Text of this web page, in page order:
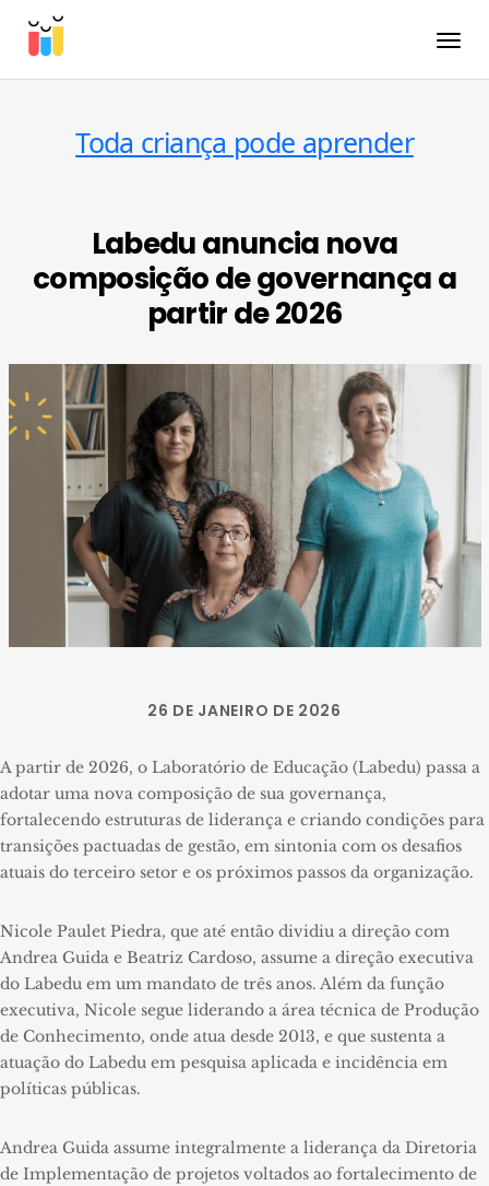
Toda criança pode aprender
Labedu anuncia nova
composição de governança a
partir de 2026
26 DE JANEIRO DE 2026
A partir de 2026, o Laboratório de Educação (Labedu) passa a
adotar uma nova composição de sua governança,
fortalecendo estruturas de liderança e criando condições para
transições pactuadas de gestão, em sintonia com os desafios
atuais do terceiro setor e os próximos passos da organização.
Nicole Paulet Piedra, que até então dividiu a direção com
Andrea Guida e Beatriz Cardoso, assume a direção executiva
do Labedu em um mandato de três anos. Além da função
executiva, Nicole segue liderando a área técnica de Produção
de Conhecimento, onde atua desde 2013, e que sustenta a
atuação do Labedu em pesquisa aplicada e incidência em
políticas públicas.
Andrea Guida assume integralmente a liderança da Diretoria
de Implementação de projetos voltados ao fortalecimento de